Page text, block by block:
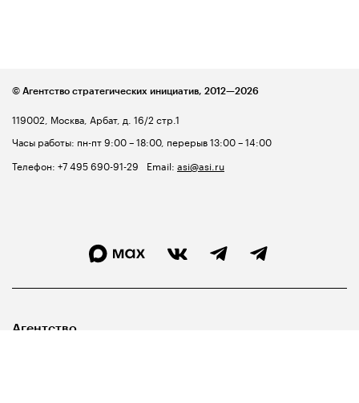
119002, Москва, Арбат, д. 16/2 стр.1
Часы работы: пн-пт 9:00 – 18:00, перерыв 13:00 – 14:00
Телефон: +7 495 690-91-29 Email: asi@asi.ru
© Агентство стратегических инициатив, 2012—2026
Агентство